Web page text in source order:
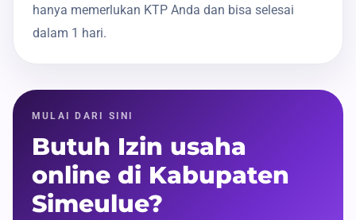
hanya memerlukan KTP Anda dan bisa selesai
dalam 1 hari.
MULAI DARI SINI
Butuh Izin usaha
online di Kabupaten
Simeulue?